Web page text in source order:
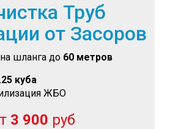
Труб
от Засоров
шланга до 60 метров
куба
ЖБО
3 900 руб